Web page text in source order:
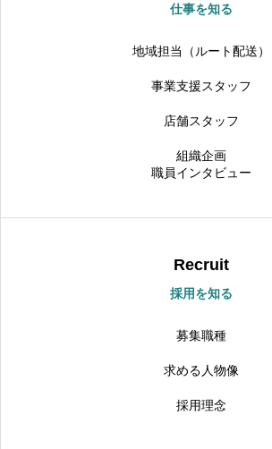
仕事を知る
地域担当（ルート配送）
事業支援スタッフ
店舗スタッフ
組織企画
職員インタビュー
Recruit
採用を知る
募集職種
求める人物像
採用理念